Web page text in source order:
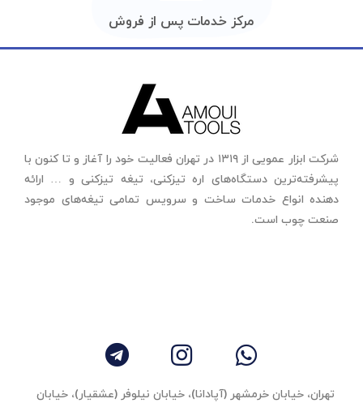
مرکز خدمات پس از فروش
شرکت ابزار عمویی از ۱۳۱۹ در تهران فعالیت خود را آغاز و تا کنون با
پیشرفته‌ترین دستگاه‌های اره تیزکنی، تیغه تیزکنی و … ارائه
دهنده انواع خدمات ساخت و سرویس تمامی تیغه‌های موجود
صنعت چوب است.
تهران، خیابان خرمشهر (آپادانا)، خیابان نیلوفر (عشقیار)، خیابان